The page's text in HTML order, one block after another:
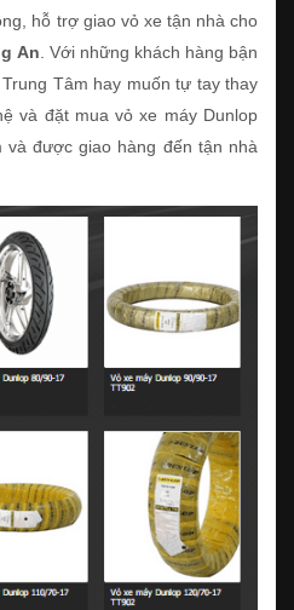
hỗ trợ giao vỏ xe tận nhà cho
An . Với những khách hàng bận
Tâm hay muốn tự tay thay
và đặt mua vỏ xe máy Dunlop
và được giao hàng đến tận nhà